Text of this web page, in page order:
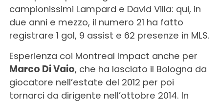
campionissimi Lampard e David Villa: qui, in
due anni e mezzo, il numero 21 ha fatto
registrare 1 gol, 9 assist e 62 presenze in MLS.
Esperienza coi Montreal Impact anche per
Marco Di Vaio, che ha lasciato il Bologna da
giocatore nell’estate del 2012 per poi
tornarci da dirigente nell’ottobre 2014. In